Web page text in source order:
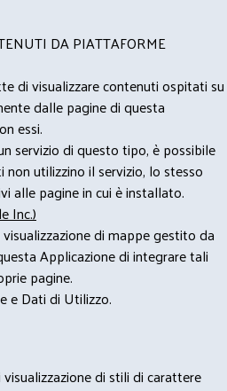
DA PIATTAFORME
di visualizzare contenuti ospitati su
dalle pagine di questa
essi.
servizio di questo tipo, è possibile
utilizzino il servizio, lo stesso
alle pagine in cui è installato.
Inc.)
di mappe gestito da
Applicazione di integrare tali
pagine.
e Dati di Utilizzo.
di stili di carattere